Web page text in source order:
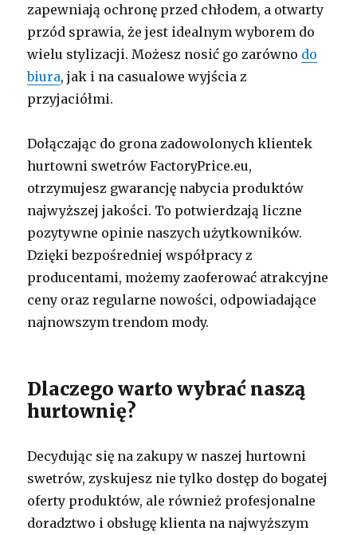
zapewniają ochronę przed chłodem, a otwarty
przód sprawia, że jest idealnym wyborem do
wielu stylizacji. Możesz nosić go zarówno do
biura, jak i na casualowe wyjścia z
przyjaciółmi.
Dołączając do grona zadowolonych klientek
hurtowni swetrów FactoryPrice.eu,
otrzymujesz gwarancję nabycia produktów
najwyższej jakości. To potwierdzają liczne
pozytywne opinie naszych użytkowników.
Dzięki bezpośredniej współpracy z
producentami, możemy zaoferować atrakcyjne
ceny oraz regularne nowości, odpowiadające
najnowszym trendom mody.
Dlaczego warto wybrać naszą
hurtownię?
Decydując się na zakupy w naszej hurtowni
swetrów, zyskujesz nie tylko dostęp do bogatej
oferty produktów, ale również profesjonalne
doradztwo i obsługę klienta na najwyższym